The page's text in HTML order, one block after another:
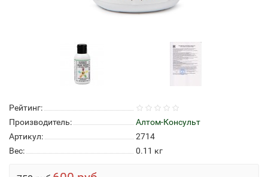
Рейтинг:
Производитель:
Алтом-Консульт
Артикул:
2714
Вес:
0.11 кг